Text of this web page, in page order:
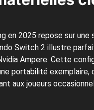
en 2025 repose sur
Switch 2 illustre
Ampere. Cette
portabilité exemplaire,
aux joueurs